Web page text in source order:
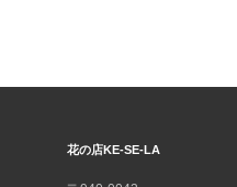
花の店KE-SE-LA